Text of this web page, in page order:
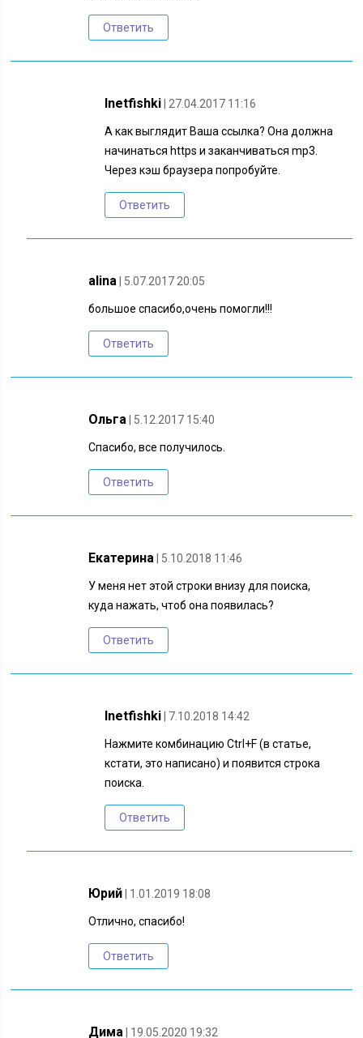
Ответить
Inetfishki | 27.04.2017 11:16
А как выглядит Ваша ссылка? Она должна
начинаться https и заканчиваться mp3.
Через кэш браузера попробуйте.
Ответить
alina | 5.07.2017 20:05
большое спасибо,очень помогли!!!
Ответить
Ольга | 5.12.2017 15:40
Спасибо, все получилось.
Ответить
Екатерина | 5.10.2018 11:46
У меня нет этой строки внизу для поиска,
куда нажать, чтоб она появилась?
Ответить
Inetfishki | 7.10.2018 14:42
Нажмите комбинацию Ctrl+F (в статье,
кстати, это написано) и появится строка
поиска.
Ответить
Юрий | 1.01.2019 18:08
Отлично, спасибо!
Ответить
Дима | 19.05.2020 19:32